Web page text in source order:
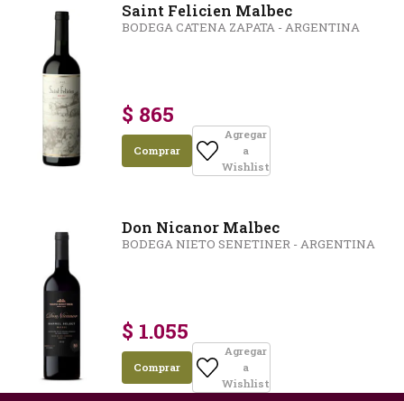
Saint Felicien Malbec
BODEGA CATENA ZAPATA - ARGENTINA
$ 865
Comprar
Agregar
a
Wishlist
Don Nicanor Malbec
BODEGA NIETO SENETINER - ARGENTINA
$ 1.055
Comprar
Agregar
a
Wishlist